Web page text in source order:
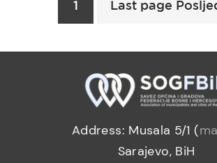
Current
page
1 Last page
Address: Musala 5/1 (
Sarajevo, BiH